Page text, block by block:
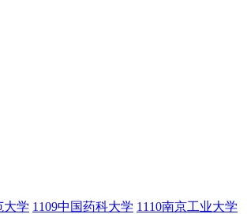
大学 1109中国药科大学 1110南京工业大学